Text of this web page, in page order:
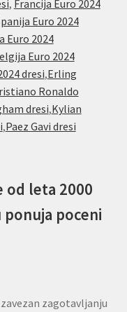
, Francija Euro 2024
Euro 2024
Euro 2024
Euro 2024
dresi,Erling
Ronaldo
dresi,Kylian
,Paez Gavi dresi
od leta 2000
ponuja poceni
zagotavljanju